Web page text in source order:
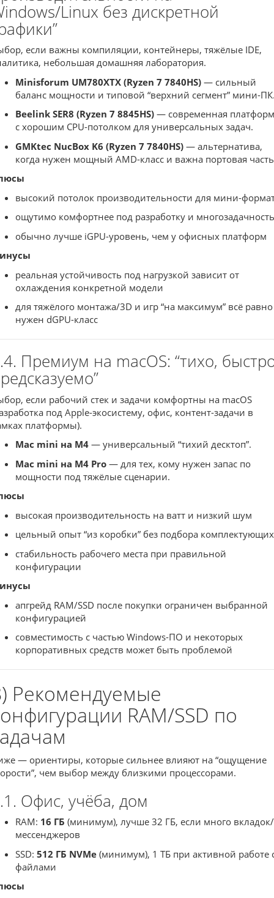
Linux без дискретной
если важны компиляции, контейнеры, тяжёлые IDE,
небольшая домашняя лаборатория.
Minisforum UM780XTX (Ryzen 7 7840HS) — сильный
баланс мощности и типовой “верхний сегмент” мини-
Beelink SER8 (Ryzen 7 8845HS) — современная
с хорошим CPU-потолком для универсальных задач.
GMKtec NucBox K6 (Ryzen 7 7840HS) — альтернатива,
когда нужен мощный AMD-класс и важна портовая
высокий потолок производительности для мини-
ощутимо комфортнее под разработку и многозадачность
обычно лучше iGPU-уровень, чем у офисных платформ
реальная устойчивость под нагрузкой зависит от
охлаждения конкретной модели
для тяжёлого монтажа/3D и игр “на максимум” всё равно
нужен dGPU-класс
Премиум на macOS: “тихо,
если рабочий стек и задачи комфортны на macOS
под Apple-экосистему, офис, контент-задачи в
платформы).
Mac mini на M4 — универсальный “тихий десктоп”.
Mac mini на M4 Pro — для тех, кому нужен запас по
мощности под тяжёлые сценарии.
высокая производительность на ватт и низкий шум
цельный опыт “из коробки” без подбора комплектующих
стабильность рабочего места при правильной
конфигурации
апгрейд RAM/SSD после покупки ограничен выбранной
конфигурацией
совместимость с частью Windows-ПО и некоторых
корпоративных средств может быть проблемой
Рекомендуемые
RAM/SSD по
— ориентиры, которые сильнее влияют на “ощущение
чем выбор между близкими процессорами.
Офис, учёба, дом
RAM: 16 ГБ (минимум), лучше 32 ГБ, если много вкладок/
мессенджеров
SSD: 512 ГБ NVMe (минимум), 1 ТБ при активной работе
файлами